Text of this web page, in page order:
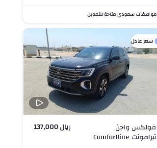
مواصفات سعودي•متاحة للتمويل
سعر عادل
فولكس واجن
تيرامونت Comfortline
ريال 137,000